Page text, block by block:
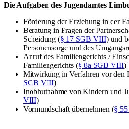
Die Aufgaben des Jugendamtes
Förderung der Erziehung in der
Beratung in Fragen der
Scheidung (§ 17 SGB VIII) und
Personensorge und des
Anruf des Familiengerichts /
Familiengerichts (§ 8a SGB VIII)
Mitwirkung in Verfahren vor den
SGB VIII)
Inobhutnahme von Kindern und
VIII)
Vormundschaft übernehmen (§